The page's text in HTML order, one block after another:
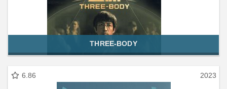
THREE-BODY
6.86 2023